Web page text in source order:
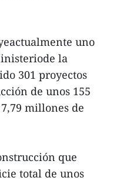
uno
la
301 proyectos
de unos 155
millones de
que
total de unos